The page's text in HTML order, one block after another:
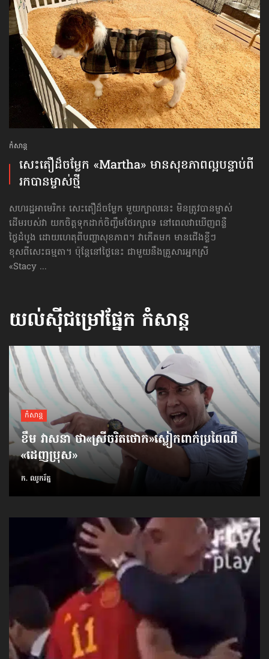
កំសាន្ដ
សេះតឿដ៏ចម្លែក «Martha» មានសុខភាពល្អ​បន្ទាប់ពី​
រកបាន​ម្ចាស់ថ្មី
សហរដ្ឋអាមេរិក៖ សេះតឿដ៏ចម្លែក មួយក្បាលនេះ មិនត្រូវបានម្ចាស់
ដើមរបស់វា យកចិត្តទុកដាក់ចិញ្ចឹមថែរក្សាទេ នៅពេលវាឃើញពន្លឺ
ថ្ងៃដំបូង ដោយហេតុពីបញ្ហាសុខភាព។ វាកើតមក មានជើងខ្លីៗ
ខុសពីសេះធម្មតា។ ប៉ុន្តែនៅថ្ងៃនេះ ជាមួយនឹងគ្រួសារអ្នកស្រី
«Stacy ...
យល់ស៊ីជម្រៅផ្នែក កំសាន្ដ
កំសាន្ដ
ខឹម វាសនា ថា«ស្រីចរិតថោក»​ស្លៀកពាក់ប្រពៃណី​
«ដេញប្រុស»
ក. ឈូករ័ត្ន